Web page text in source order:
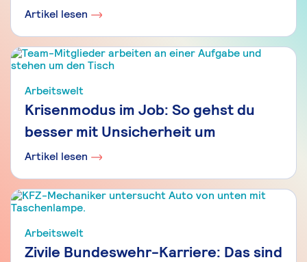
Artikel lesen
Arbeitswelt
Krisenmodus im Job: So gehst du
besser mit Unsicherheit um
Artikel lesen
Arbeitswelt
Zivile Bundeswehr-Karriere: Das sind